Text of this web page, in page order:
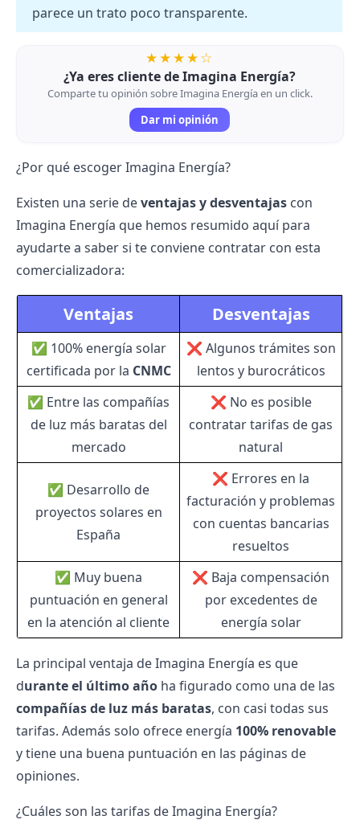
parece un trato poco transparente.
★★★★☆
¿Ya eres cliente de Imagina Energía?
Comparte tu opinión sobre Imagina Energía en un click.
Dar mi opinión
¿Por qué escoger Imagina Energía?
Existen una serie deventajas y desventajas con
Imagina Energía que hemos resumido aquí para
ayudarte a saber si te conviene contratar con esta
comercializadora:
Ventajas Desventajas
✅ 100% energía solar
certificada por la CNMC
❌ Algunos trámites son
lentos y burocráticos
✅ Entre las compañías
de luz más baratas del
mercado
❌ No es posible
contratar tarifas de gas
natural
✅ Desarrollo de
proyectos solares en
España
❌ Errores en la
facturación y problemas
con cuentas bancarias
resueltos
✅ Muy buena
puntuación en general
en la atención al cliente
❌ Baja compensación
por excedentes de
energía solar
La principal ventaja de Imagina Energía es que
durante el último año ha figurado como una de las
compañías de luz más baratas, con casi todas sus
tarifas. Además solo ofrece energía 100% renovable
y tiene una buena puntuación en las páginas de
opiniones.
¿Cuáles son las tarifas de Imagina Energía?